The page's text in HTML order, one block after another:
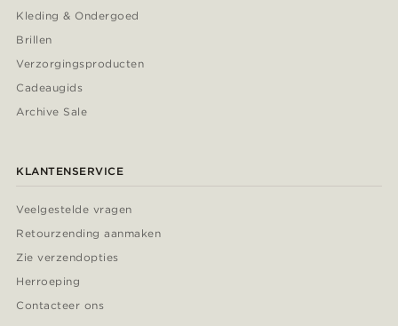
Kleding & Ondergoed
Brillen
Verzorgingsproducten
Cadeaugids
Archive Sale
KLANTENSERVICE
Veelgestelde vragen
Retourzending aanmaken
Zie verzendopties
Herroeping
Contacteer ons